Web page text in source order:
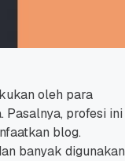
oleh para
Pasalnya, profesi ini
blog.
banyak digunakan